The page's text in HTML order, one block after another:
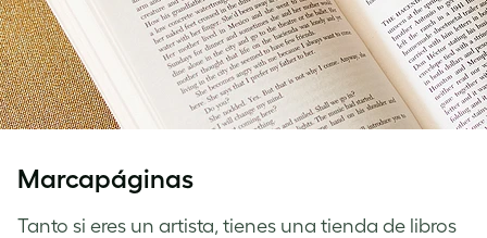
Marcapáginas
Tanto si eres un artista, tienes una tienda de libros